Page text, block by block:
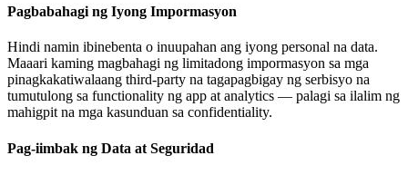
Pagbabahagi ng Iyong Impormasyon
Hindi namin ibinebenta o inuupahan ang iyong personal na data.
Maaari kaming magbahagi ng limitadong impormasyon sa mga
pinagkakatiwalaang third-party na tagapagbigay ng serbisyo na
tumutulong sa functionality ng app at analytics — palagi sa ilalim ng
mahigpit na mga kasunduan sa confidentiality.
Pag-iimbak ng Data at Seguridad